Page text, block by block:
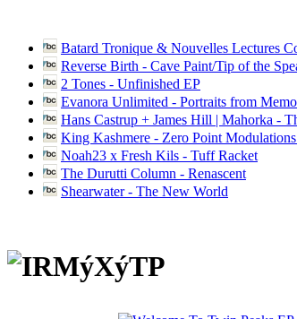
Batard Tronique & Nouvelles Lectures
Reverse Birth - Cave Paint/Tip of the
2 Tones - Unfinished EP
Evanora Unlimited - Portraits from
Hans Castrup + James Hill | Mahorka -
King Kashmere - Zero Point
Noah23 x Fresh Kils - Tuff Racket
The Durutti Column - Renascent
Shearwater - The New World